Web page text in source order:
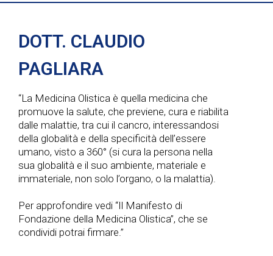
DOTT. CLAUDIO
PAGLIARA
“La Medicina Olistica è quella medicina che
promuove la salute, che previene, cura e riabilita
dalle malattie, tra cui il cancro, interessandosi
della globalità e della specificità dell’essere
umano, visto a 360° (si cura la persona nella
sua globalità e il suo ambiente, materiale e
immateriale, non solo l’organo, o la malattia).
Per approfondire vedi “Il Manifesto di
Fondazione della Medicina Olistica”, che se
condividi potrai firmare.”